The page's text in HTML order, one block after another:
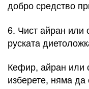
добро средство
6. Чист айран или
руската
Кефир, айран или
изберете, няма да